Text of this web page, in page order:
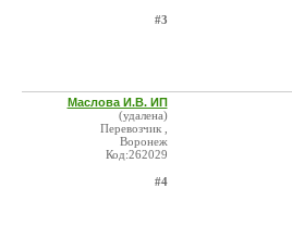
#3
Маслова И.В. ИП
(удалена)
Перевозчик ,
Воронеж
Код:262029
#4